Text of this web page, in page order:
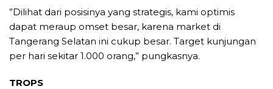
”Dilihat dari posisinya yang strategis, kami optimis
dapat meraup omset besar, karena market di
Tangerang Selatan ini cukup besar. Target kunjungan
per hari sekitar 1.000 orang,” pungkasnya.
TROPS